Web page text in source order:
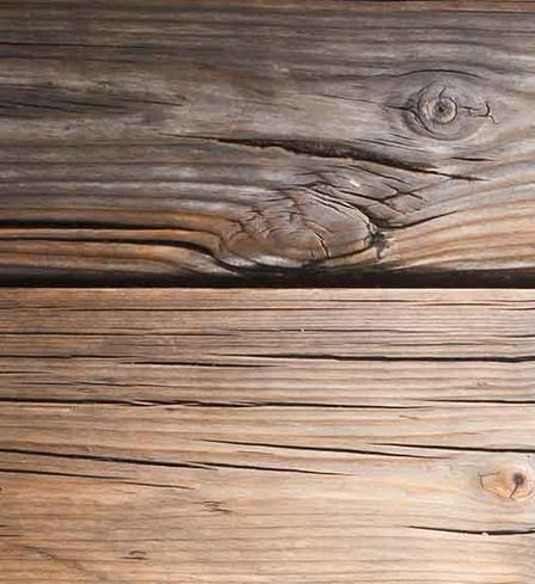
18_06_24_Guntiafest 2018_09091